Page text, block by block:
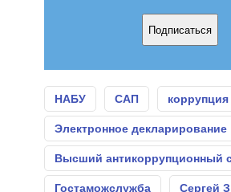
Подписаться
НАБУ САП коррупция
Электронное декларирование
Высший антикоррупционный
Гостаможслужба Сергей